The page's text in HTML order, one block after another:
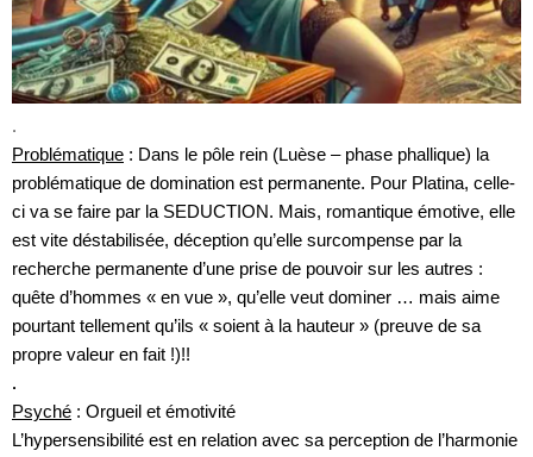
.
Problématique : Dans le pôle rein (Luèse – phase phallique) la
problématique de domination est permanente. Pour Platina, celle-
ci va se faire par la SEDUCTION. Mais, romantique émotive, elle
est vite déstabilisée, déception qu’elle surcompense par la
recherche permanente d’une prise de pouvoir sur les autres :
quête d’hommes « en vue », qu’elle veut dominer … mais aime
pourtant tellement qu’ils « soient à la hauteur » (preuve de sa
propre valeur en fait !)!!
.
Psyché : Orgueil et émotivité
L’hypersensibilité est en relation avec sa perception de l’harmonie